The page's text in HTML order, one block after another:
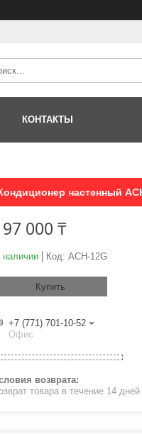
КОНТАКТЫ
настенный
000 ₸
наличии Код: ACH-12G
Купить
+7 (771) 701-10-52
Офис
товара в течение 14 дней